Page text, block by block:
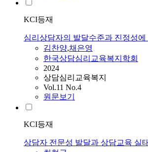
KCI등재
심리상담자의 발달수준과 진정성
김찬양,채은영
한국상담심리교육복지학회
2024
상담심리교육복지
Vol.11 No.4
원문보기
KCI등재
상담자 전문성 발달과 상담교육 실